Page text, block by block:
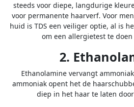
steeds voor diepe, langdurige
voor permanente haarverf. Voor
huid is TDS een veiliger optie, al is
om een allergietest te
2.
Ethanolamine vervangt
ammoniak opent het de
diep in het haar te laten